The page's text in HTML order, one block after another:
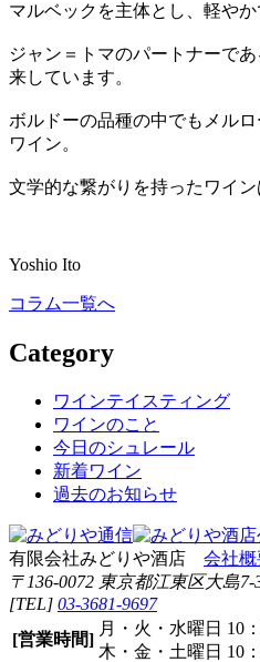
マルベックを主体とし、軽や
ジャン＝トマのパートナーで
来しています。
ボルドーの品種の中でもメル
ワイン。
文学的な繋がりを持ったワイ
Yoshio Ito
コラム一覧へ
Category
ワインテイスティング
ワインのこと
今日のシュレール
新着ワイン
過去のお知らせ
有限会社みどりや酒店 会社概
〒136-0072 東京都江東区大島7-
[TEL] 03-3681-9697
[営業時間]
月・火・水曜日 10
木・金・土曜日 10